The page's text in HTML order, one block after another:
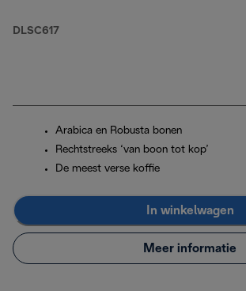
DLSC617
Arabica en Robusta bonen
Rechtstreeks ‘van boon tot kop’
De meest verse koffie
In winkelwagen
Meer informatie